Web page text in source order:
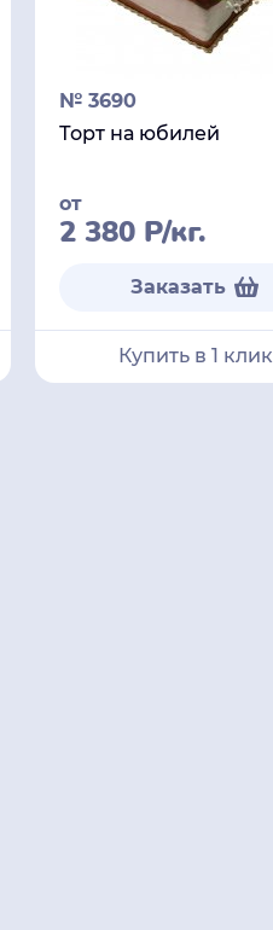
№ 3690
Торт на юбилей
от
2 380 Р/кг.
Заказать
Купить в 1 клик